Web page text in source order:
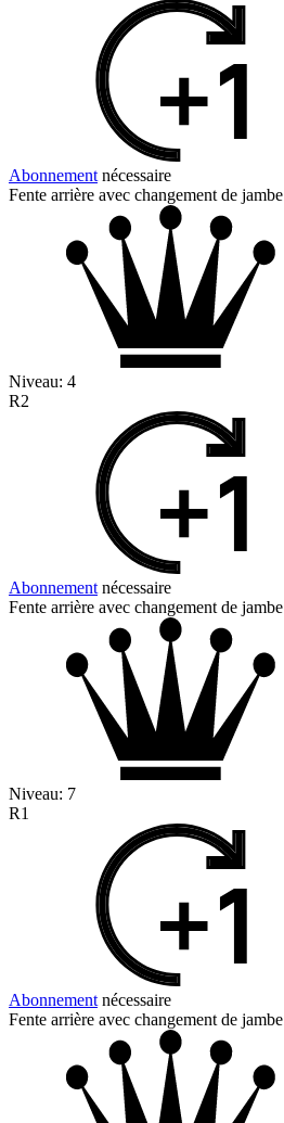
Abonnement nécessaire
Fente arrière avec changement de jambe
Niveau: 4
R2
Abonnement nécessaire
Fente arrière avec changement de jambe
Niveau: 7
R1
Abonnement nécessaire
Fente arrière avec changement de jambe